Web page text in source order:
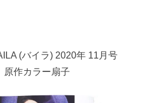
(バイラ) 2020年 11月号
原作カラー扇子